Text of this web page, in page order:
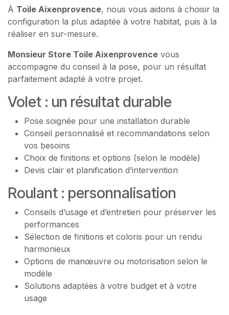
À Toile Aixenprovence, nous vous aidons à choisir la
configuration la plus adaptée à votre habitat, puis à la
réaliser en sur-mesure.
Monsieur Store Toile Aixenprovence vous
accompagne du conseil à la pose, pour un résultat
parfaitement adapté à votre projet.
Volet : un résultat durable
Pose soignée pour une installation durable
Conseil personnalisé et recommandations selon
vos besoins
Choix de finitions et options (selon le modèle)
Devis clair et planification d’intervention
Roulant : personnalisation
Conseils d’usage et d’entretien pour préserver les
performances
Sélection de finitions et coloris pour un rendu
harmonieux
Options de manœuvre ou motorisation selon le
modèle
Solutions adaptées à votre budget et à votre
usage